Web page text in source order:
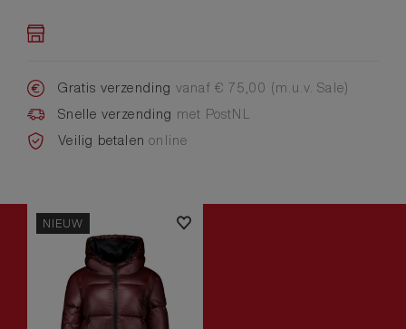
Gratis verzending vanaf € 75,00 (m.u.v. Sale)
Snelle verzending met PostNL
Veilig betalenonline
NIEUW